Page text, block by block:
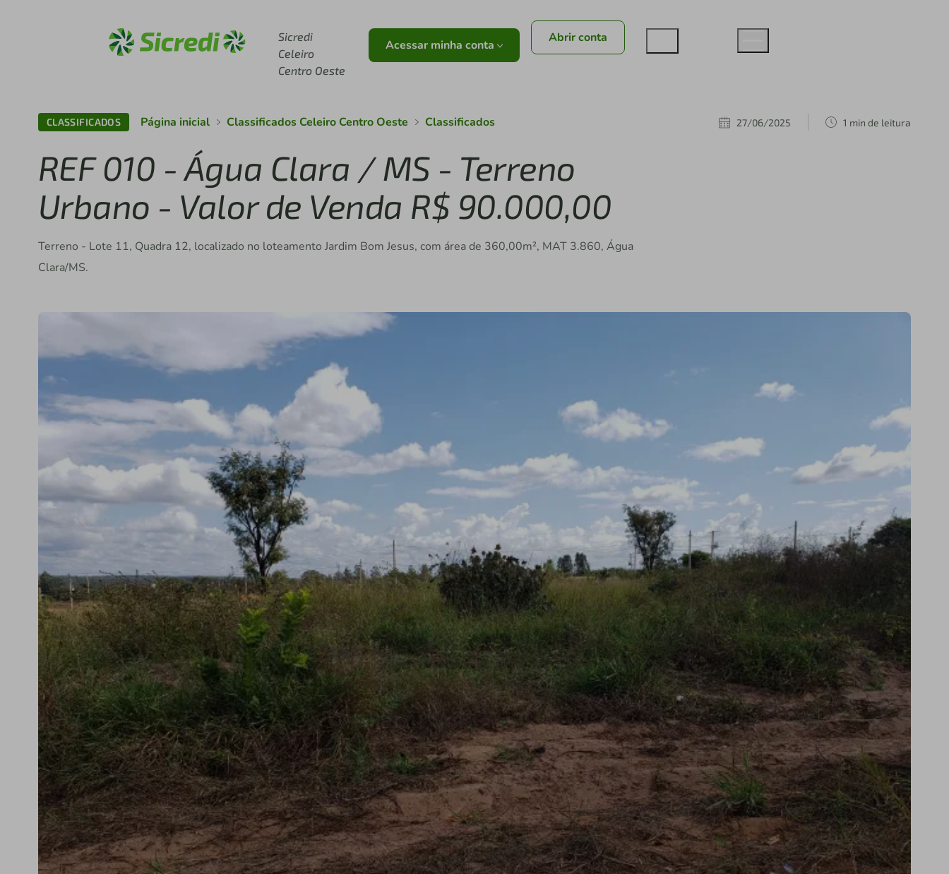
Sicredi
Celeiro
Centro Oeste
Acessar minha conta Abrir conta
CLASSIFICADOS Página inicial Classificados Celeiro Centro Oeste Classificados 27/06/2025 1 min de leitura
REF 010 - Água Clara / MS - Terreno
Urbano - Valor de Venda R$ 90.000,00
Terreno - Lote 11, Quadra 12, localizado no loteamento Jardim Bom Jesus, com área de 360,00m², MAT 3.860, Água
Clara/MS.